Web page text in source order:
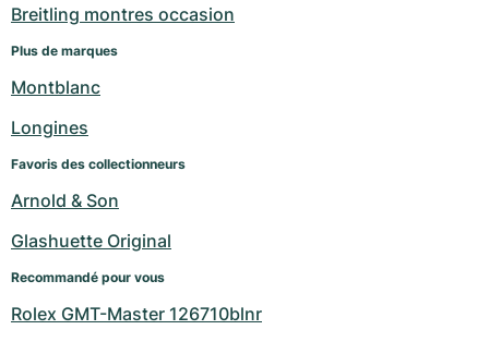
Breitling montres occasion
Plus de marques
Montblanc
Longines
Favoris des collectionneurs
Arnold & Son
Glashuette Original
Recommandé pour vous
Rolex GMT-Master 126710blnr